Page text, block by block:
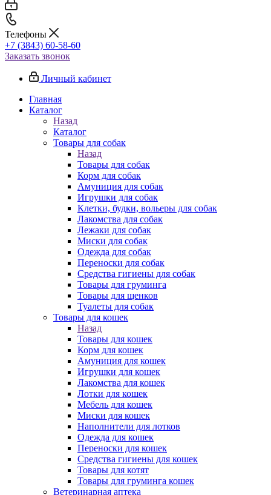
Телефоны
+7 (3843) 60-58-60
Заказать звонок
Личный кабинет
Главная
Каталог
Назад
Каталог
Товары для собак
Назад
Товары для собак
Корм для собак
Амуниция для собак
Игрушки для собак
Клетки, будки, вольеры для собак
Лакомства для собак
Лежаки для собак
Миски для собак
Одежда для собак
Переноски для собак
Средства гигиены для собак
Товары для груминга
Товары для щенков
Туалеты для собак
Товары для кошек
Назад
Товары для кошек
Корм для кошек
Амуниция для кошек
Игрушки для кошек
Лакомства для кошек
Лотки для кошек
Мебель для кошек
Миски для кошек
Наполнители для лотков
Одежда для кошек
Переноски для кошек
Средства гигиены для кошек
Товары для котят
Товары для груминга кошек
Ветеринарная аптека